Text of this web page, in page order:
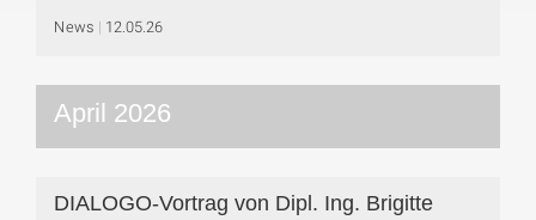
News 12.05.26
April 2026
DIALOGO-Vortrag von Dipl. Ing. Brigitte